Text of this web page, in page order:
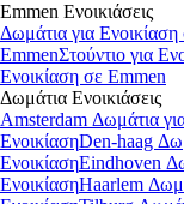
Emmen Ενοικιάσεις
Δωμάτια για Ενοικίαση
EmmenΣτούντιο για
Ενοικίαση σε Emmen
Δωμάτια Ενοικιάσεις
Amsterdam Δωμάτια
ΕνοικίασηDen-haag
ΕνοικίασηEindhoven
ΕνοικίασηHaarlem